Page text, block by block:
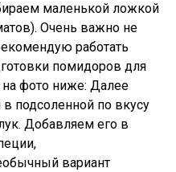
маленькой ложкой
Очень важно не
работать
помидоров для
фото ниже: Далее
подсоленной по вкусу
Добавляем его в
вариант